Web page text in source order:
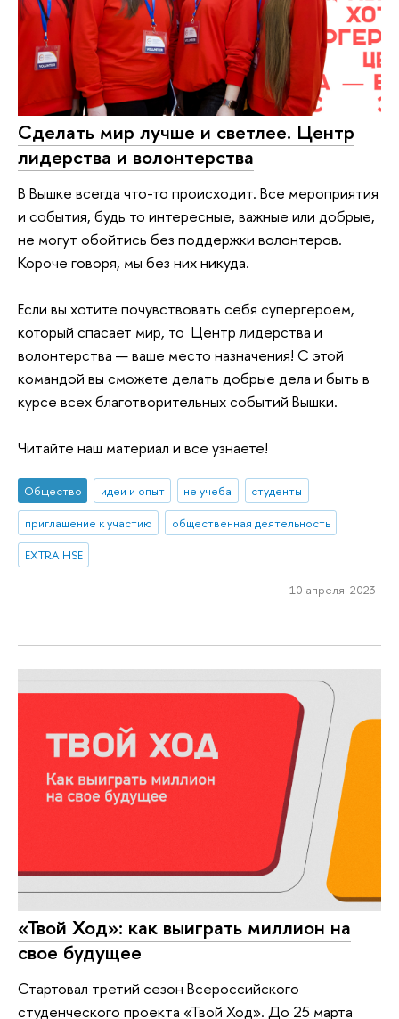
Сделать мир лучше и светлее. Центр
лидерства и волонтерства
В Вышке всегда что-то происходит. Все мероприятия
и события, будь то интересные, важные или добрые,
не могут обойтись без поддержки волонтеров.
Короче говоря, мы без них никуда.
Если вы хотите почувствовать себя супергероем,
который спасает мир, то Центр лидерства и
волонтерства — ваше место назначения! С этой
командой вы сможете делать добрые дела и быть в
курсе всех благотворительных событий Вышки.
Читайте наш материал и все узнаете!
Общество идеи и опыт не учеба
студенты
приглашение к участию
общественная деятельность
EXTRA.HSE
10 апреля 2023
«Твой Ход»: как выиграть миллион на
свое будущее
Стартовал третий сезон Всероссийского
студенческого проекта «Твой Ход». До 25 марта